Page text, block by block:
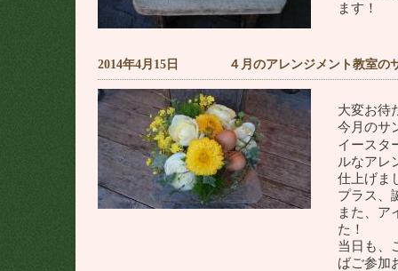
ます！
2014年4月15日 ４月のアレンジメント教室の
大変お待
今月のサ
イースタ
ルなアレ
仕上げま
プラス、
また、ア
た！
当日も、
ばご参加